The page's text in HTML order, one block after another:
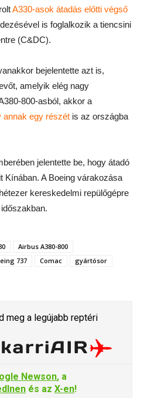
A330-asok átadás előtti végső
is foglalkozik a tiencsini
(C&DC).
bejelentette azt is,
amelyik elég nagy
800-asból, akkor a
annak egy részét is az országba
jelentette be, hogy átadó
Kínában. A Boeing várakozása
kereskedelmi repülőgépre
Airbus A380-800
737 Comac
gyártósor
meg a legújabb reptéri
Newson, a
és az X-en!